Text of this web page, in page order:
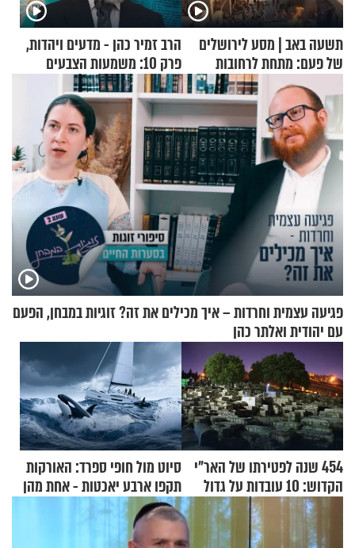
תשעה באב | מסע לירושלים
של פעם: מתחת לרחובות
ירושלים
הרב זמיר כהן - מדעים ויהדות,
פרק 10: משמעות הצבעים
בעולם
פגיעה עצמית וחרדות – איך מכילים את זה? זוגיות במבחן, הפעם
עם יהודית ואלתר כהן
454 שנה לפטירתו של האר"י
הקדוש: 10 עובדות על גדול
מקובלי צפת
סיוט מול חופי ספרד: האורקות
תקפו ארבע יאכטות - אחת מהן
טבעה